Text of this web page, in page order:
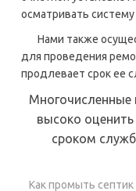
осматривать
Нами также
для проведения
продлевает срок ее
высоко
сроком
Как промыть септик